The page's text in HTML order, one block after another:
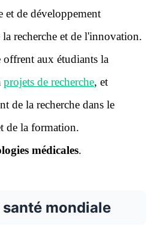
et de développement
recherche et de l'innovation.
offrent aux étudiants la
projets de recherche, et
de la recherche dans le
de la formation.
médicales.
mondiale